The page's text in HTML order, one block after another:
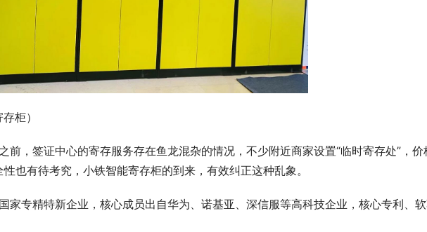
柜）
也有待考究，小铁智能寄存柜的到来，有效纠正这种乱象。